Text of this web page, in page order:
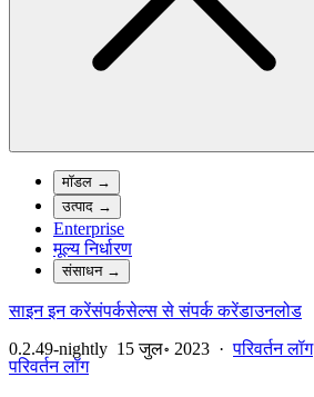
मॉडल →
उत्पाद →
Enterprise
मूल्य निर्धारण
संसाधन→
साइन इन करेंसंपर्कसेल्स से संपर्क करेंडाउनलोड
0.2.49-nightly 15 जुल॰ 2023 ·परिवर्तन लॉग
परिवर्तन लॉग